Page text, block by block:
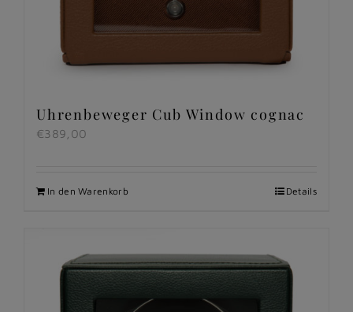
Uhrenbeweger Cub Window cognac
€389,00
In den Warenkorb Details